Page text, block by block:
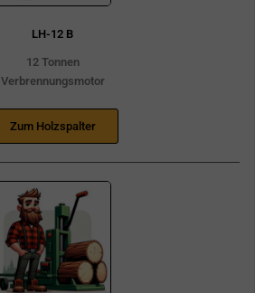
LH-12 B
12 Tonnen
Verbrennungsmotor
Zum Holzspalter